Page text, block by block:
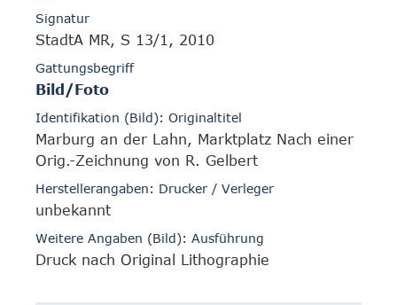
Signatur
StadtA MR, S 13/1, 2010
Gattungsbegriff
Bild/Foto
Identifikation (Bild): Originaltitel
Marburg an der Lahn, Marktplatz Nach einer
Orig.-Zeichnung von R. Gelbert
Herstellerangaben: Drucker / Verleger
unbekannt
Weitere Angaben (Bild): Ausführung
Druck nach Original Lithographie